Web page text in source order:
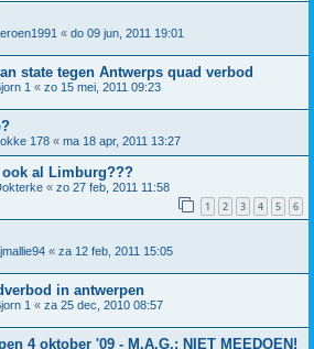
« do 09 jun, 2011 19:01
state tegen Antwerps quad verbod
1 « zo 15 mei, 2011 09:23
178 « ma 18 apr, 2011 13:27
ook al Limburg???
« zo 27 feb, 2011 11:58
1 2 3 4 5 6
« za 12 feb, 2011 15:05
in antwerpen
1 « za 25 dec, 2010 08:57
4 oktober '09 - M.A.G.: NIET MEEDOEN!